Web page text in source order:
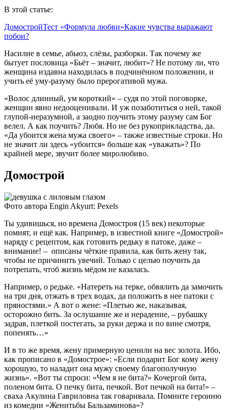
В этой статье:
ДомостройТест «Формула любви»Какие чувства выражают
побои?
Насилие в семье, абьюз, слёзы, разборки. Так почему же
бытует пословица «Бьёт – значит, любит»? Не потому ли, что
женщина издавна находилась в подчинённом положении, и
учить её уму-разуму было прерогативой мужа.
«Волос длинный, ум короткий» – судя по этой поговорке,
женщин явно недооценивали. И уж позаботиться о ней, такой
глупой-неразумной, а заодно поучить этому разуму сам Бог
велел. А как поучить? Любя. Но не без рукоприкладства, да.
«Да убоится жена мужа своего» – также известные строки. Но
не значит ли здесь «убоится» больше как «уважать»? По
крайней мере, звучит более миролюбиво.
Домострой
Фото автора Engin Akyurt: Pexels
Ты удивишься, но времена Домостроя (15 век) некоторые
помнят, и ещё как. Например, в известной книге «Домострой»
наряду с рецептом, как готовить редьку в патоке, даже –
внимание! – описаны чёткие правила, как бить жену так,
чтобы не причинить увечий. Только с целью поучить да
потрепать, чтоб жизнь мёдом не казалась.
Например, о редьке. «Натереть на терке, обвялить да замочить
на три дня, отжать в трех водах, да положить в нее патоки с
пряностями.» А вот о жене: «Плетью же, наказывая,
осторожно бить. За ослушание же и нерадение, – рубашку
задрав, плеткой постегать, за руки держа и по вине смотря,
попенять…»
И в то же время, жену примерную ценили на вес золота. Ибо,
как прописано в «Домострое»: «Если подарит Бог кому жену
хорошую, то наладит она мужу своему благополучную
жизнь». «Вот ты спроси: «Чем я не бита?» Кочергой бита,
поленом бита. О печку бита, печкой. Вот печкой на бита!» –
сваха Акулина Гавриловна так говаривала. Помните героиню
из комедии «Женитьбы Бальзаминова»?